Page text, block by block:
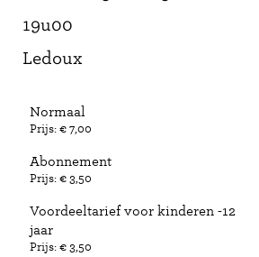
19u00
Ledoux
Normaal
Prijs: € 7,00
Abonnement
Prijs: € 3,50
Voordeeltarief voor kinderen -12
jaar
Prijs: € 3,50